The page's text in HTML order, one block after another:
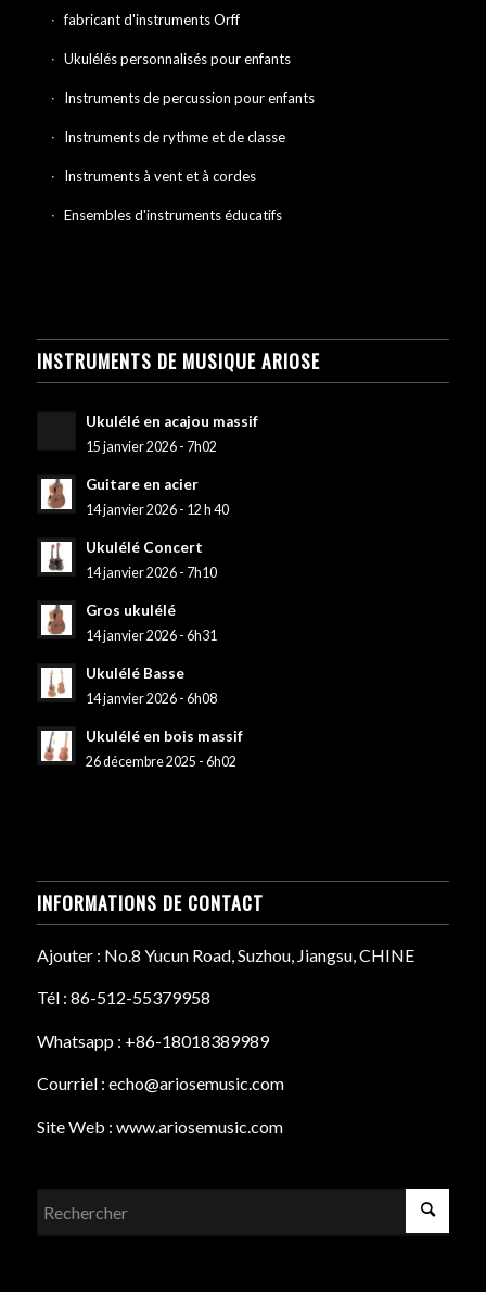
fabricant d'instruments Orff
Ukulélés personnalisés pour enfants
Instruments de percussion pour enfants
Instruments de rythme et de classe
Instruments à vent et à cordes
Ensembles d'instruments éducatifs
INSTRUMENTS DE MUSIQUE ARIOSE
Ukulélé en acajou massif
15 janvier 2026 - 7h02
Guitare en acier
14 janvier 2026 - 12 h 40
Ukulélé Concert
14 janvier 2026 - 7h10
Gros ukulélé
14 janvier 2026 - 6h31
Ukulélé Basse
14 janvier 2026 - 6h08
Ukulélé en bois massif
26 décembre 2025 - 6h02
INFORMATIONS DE CONTACT
Ajouter : No.8 Yucun Road, Suzhou, Jiangsu, CHINE
Tél : 86-512-55379958
Whatsapp : +86-18018389989
Courriel : echo@ariosemusic.com
Site Web : www.ariosemusic.com